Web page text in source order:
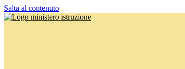
Salta al contenuto